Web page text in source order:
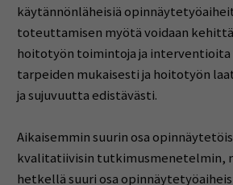
käytännönläheisiä
toteuttamisen myötä voidaan
hoitotyön toimintoja ja
tarpeiden mukaisesti ja hoitotyön
ja sujuvuutta edistävästi.
Aikaisemmin suurin osa
kvalitatiivisin tutkimusmenetelmin,
hetkellä suuri osa